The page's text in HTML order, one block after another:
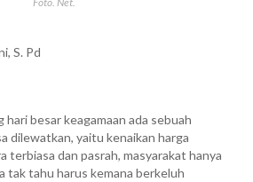
S. Pd
hari besar keagamaan ada sebuah
dilewatkan, yaitu kenaikan harga
terbiasa dan pasrah, masyarakat hanya
tak tahu harus kemana berkeluh